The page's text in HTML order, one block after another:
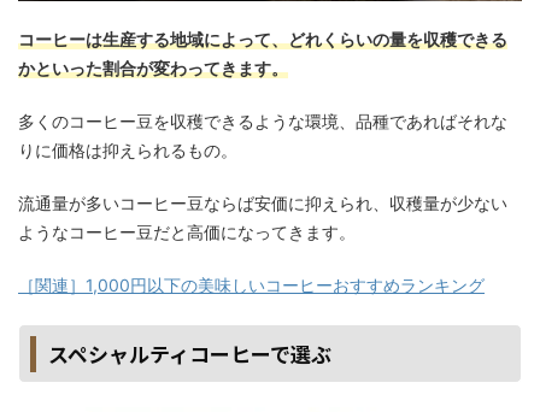
コーヒーは生産する地域によって、どれくらいの量を収穫できる
かといった割合が変わってきます。
多くのコーヒー豆を収穫できるような環境、品種であればそれな
りに価格は抑えられるもの。
流通量が多いコーヒー豆ならば安価に抑えられ、収穫量が少ない
ようなコーヒー豆だと高価になってきます。
［関連］1,000円以下の美味しいコーヒーおすすめランキング
スペシャルティコーヒーで選ぶ